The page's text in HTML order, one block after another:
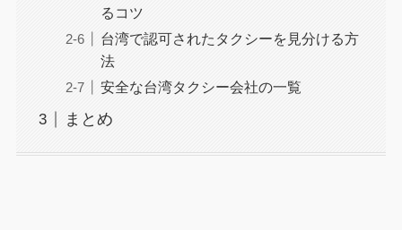
るコツ
台湾で認可されたタクシーを見分ける方
法
安全な台湾タクシー会社の一覧
まとめ